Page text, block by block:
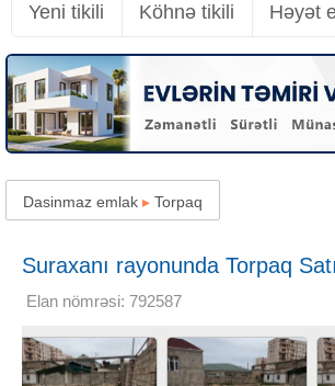
Yeni tikili Köhnə tikili Həyət
Dasinmaz emlak ▸ Torpaq
Suraxanı rayonunda Torpaq
Elan nömrəsi: 792587